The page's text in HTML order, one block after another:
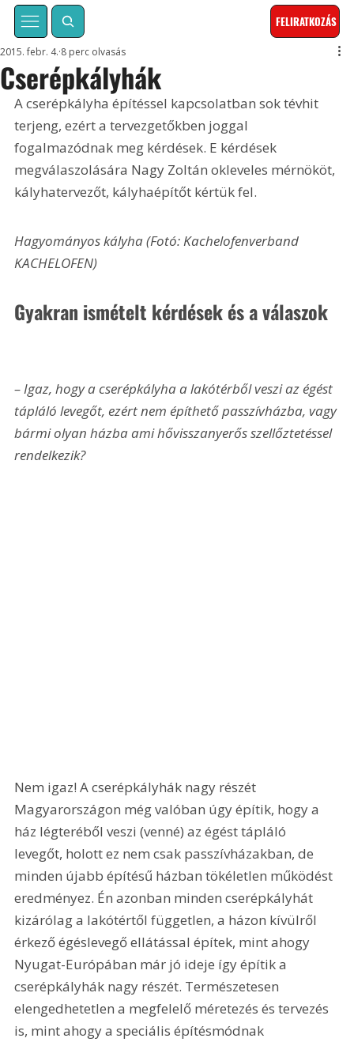
FELIRATKOZÁS
Cserépkályhák
2015. febr. 4. 8 perc olvasás
A cserépkályha építéssel kapcsolatban sok tévhit
terjeng, ezért a tervezgetőkben joggal
fogalmazódnak meg kérdések. E kérdések
megválaszolására Nagy Zoltán okleveles mérnököt,
kályhatervezőt, kályhaépítőt kértük fel.
Hagyományos kályha (Fotó: Kachelofenverband
KACHELOFEN)
Gyakran ismételt kérdések és a válaszok
– Igaz, hogy a cserépkályha a lakótérből veszi az égést
tápláló levegőt, ezért nem építhető passzívházba, vagy
bármi olyan házba ami hővisszanyerős szellőztetéssel
rendelkezik?
Nem igaz! A cserépkályhák nagy részét
Magyarországon még valóban úgy építik, hogy a
ház légteréből veszi (venné) az égést tápláló
levegőt, holott ez nem csak passzívházakban, de
minden újabb építésű házban tökéletlen működést
eredményez. Én azonban minden cserépkályhát
kizárólag a lakótértől független, a házon kívülről
érkező égéslevegő ellátással építek, mint ahogy
Nyugat-Európában már jó ideje így építik a
cserépkályhák nagy részét. Természetesen
elengedhetetlen a megfelelő méretezés és tervezés
is, mint ahogy a speciális építésmódnak